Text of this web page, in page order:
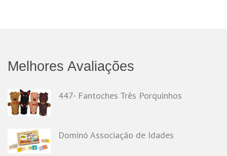
Melhores Avaliações
447- Fantoches Três Porquinhos
Dominó Associação de Idades